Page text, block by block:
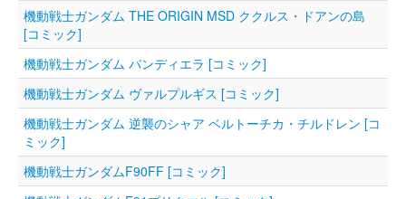
機動戦士ガンダム THE ORIGIN MSD ククルス・ドアンの島
[コミック]
機動戦士ガンダム バンディエラ [コミック]
機動戦士ガンダム ヴァルプルギス [コミック]
機動戦士ガンダム 逆襲のシャア ベルトーチカ・チルドレン [コ
ミック]
機動戦士ガンダムF90FF [コミック]